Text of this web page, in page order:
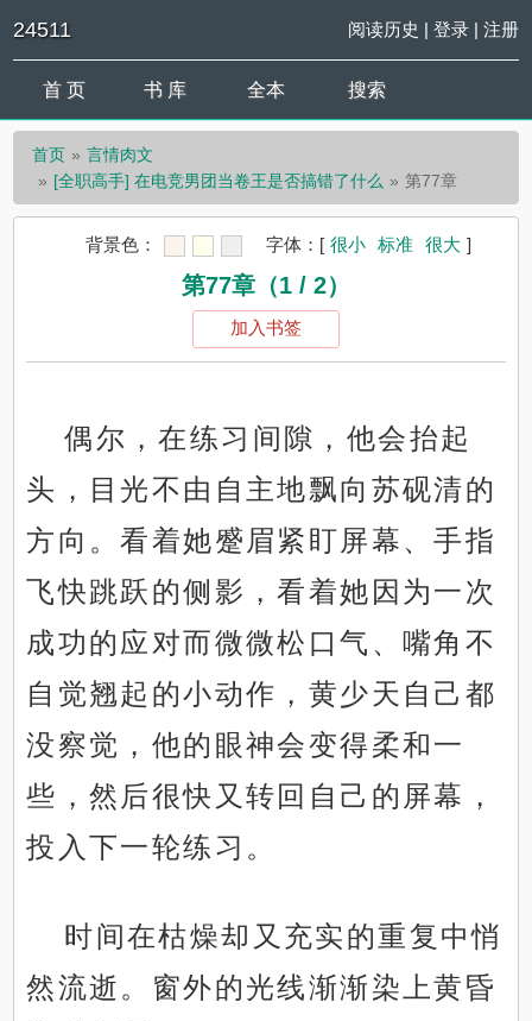
24511 阅读历史 | 登录| 注册
首 页 书 库 全本 搜索
首页
言情肉文
[全职高手] 在电竞男团当卷王是否搞错了什么
第77章
背景色： 字体： [ 很小 标准 很大 ]
第77章（1 / 2）
加入书签
偶尔，在练习间隙，他会抬起
头，目光不由自主地飘向苏砚清的
方向。看着她蹙眉紧盯屏幕、手指
飞快跳跃的侧影，看着她因为一次
成功的应对而微微松口气、嘴角不
自觉翘起的小动作，黄少天自己都
没察觉，他的眼神会变得柔和一
些，然后很快又转回自己的屏幕，
投入下一轮练习。
时间在枯燥却又充实的重复中悄
然流逝。窗外的光线渐渐染上黄昏